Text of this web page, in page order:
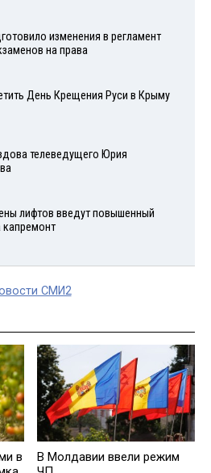
изменения в регламент
на права
День Крещения Руси в Крыму
телеведущего Юрия
лифтов введут повышенный
капремонт
СМИ2
в
В Молдавии ввели режим